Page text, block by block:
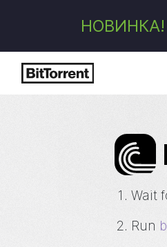
НОВИНКА!
Wait
Run